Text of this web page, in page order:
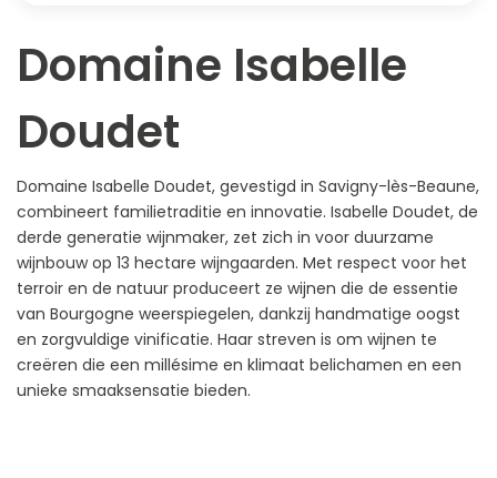
Domaine Isabelle
Doudet
Domaine Isabelle Doudet, gevestigd in Savigny-lès-Beaune,
combineert familietraditie en innovatie. Isabelle Doudet, de
derde generatie wijnmaker, zet zich in voor duurzame
wijnbouw op 13 hectare wijngaarden. Met respect voor het
terroir en de natuur produceert ze wijnen die de essentie
van Bourgogne weerspiegelen, dankzij handmatige oogst
en zorgvuldige vinificatie. Haar streven is om wijnen te
creëren die een millésime en klimaat belichamen en een
unieke smaaksensatie bieden.